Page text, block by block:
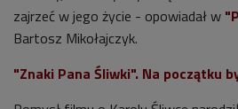
zajrzeć w jego życie - opowiadał w
Bartosz Mikołajczyk.
"Znaki Pana Śliwki". Na początku